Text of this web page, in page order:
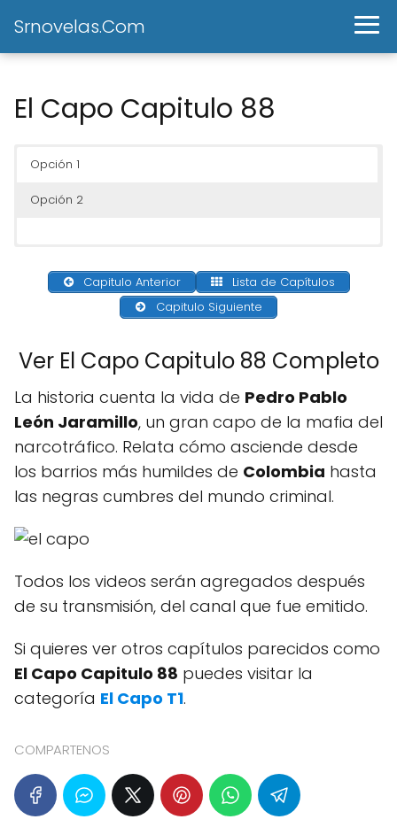
Srnovelas.Com
El Capo Capitulo 88
Opción 1
Opción 2
Capitulo Anterior
Lista de Capítulos
Capitulo Siguiente
Ver El Capo Capitulo 88 Completo
La historia cuenta la vida de Pedro Pablo
León Jaramillo, un gran capo de la mafia del
narcotráfico. Relata cómo asciende desde
los barrios más humildes de Colombia hasta
las negras cumbres del mundo criminal.
Todos los videos serán agregados después
de su transmisión, del canal que fue emitido.
Si quieres ver otros capítulos parecidos como
El Capo Capitulo 88 puedes visitar la
categoría El Capo T1.
COMPARTENOS